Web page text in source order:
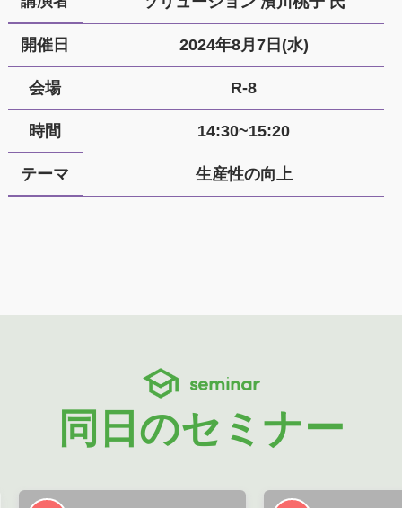
開催日 2024年8月7日(水)
会場 R-8
時間 14:30~15:20
テーマ 生産性の向上
seminar
同日のセミナー